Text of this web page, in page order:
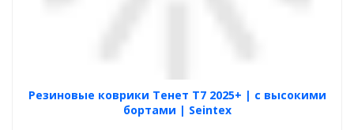
Резиновые коврики Тенет Т7 2025+ | с высокими
бортами | Seintex